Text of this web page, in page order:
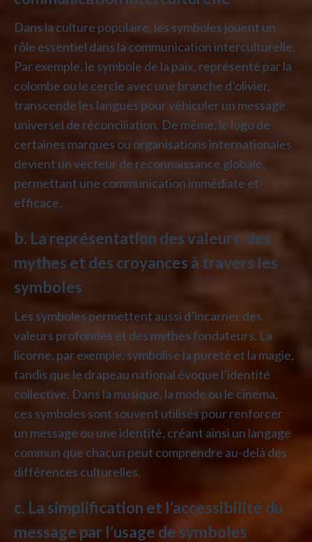
Dans la culture populaire, les symboles jouent un
rôle essentiel dans la communication interculturelle.
Par exemple, le symbole de la paix, représenté par la
colombe ou le cercle avec une branche d’olivier,
transcende les langues pour véhiculer un message
universel de réconciliation. De même, le logo de
certaines marques ou organisations internationales
devient un vecteur de reconnaissance globale,
permettant une communication immédiate et
efficace.
b. La représentation des valeurs, des
mythes et des croyances à travers les
symboles
Les symboles permettent aussi d’incarner des
valeurs profondes et des mythes fondateurs. La
licorne, par exemple, symbolise la pureté et la magie,
tandis que le drapeau national évoque l’identité
collective. Dans la musique, la mode ou le cinéma,
ces symboles sont souvent utilisés pour renforcer
un message ou une identité, créant ainsi un langage
commun que chacun peut comprendre au-delà des
différences culturelles.
c. La simplification et l’accessibilité du
message par l’usage de symboles